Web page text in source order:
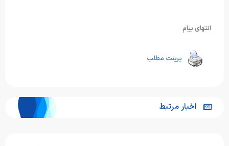
انتهای پیام
پرینت مطلب
اخبار مرتبط